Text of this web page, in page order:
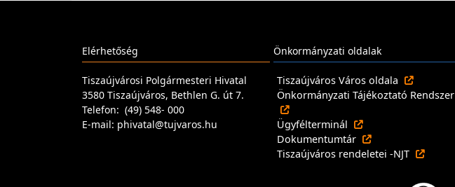
Elérhetőség
Tiszaújvárosi Polgármesteri Hivatal
3580 Tiszaújváros, Bethlen G. út 7.
Telefon: (49) 548- 000
E-mail: phivatal@tujvaros.hu
Önkormányzati oldalak
Tiszaújváros Város oldala
Önkormányzati Tájékoztató Rendszer
Ügyfélterminál
Dokumentumtár
Tiszaújváros rendeletei -NJT